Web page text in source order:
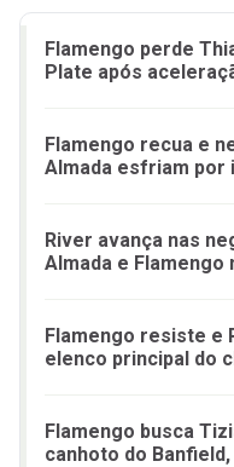
Flamengo perde
Plate após
Flamengo recua e
Almada esfriam por
River avança nas
Almada e
Flamengo resiste e
elenco principal do
Flamengo busca
canhoto do